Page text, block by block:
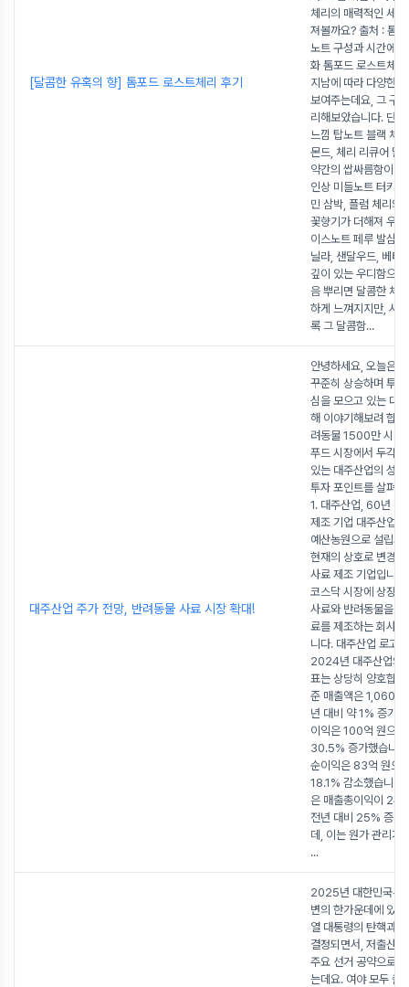
[달콤한 유혹의 향] 톰포드 로스트체리 후기
체리의 매력적인 세
져볼까요? 출처 : 톰
노트 구성과 시간에
화 톰포드 로스트체
지남에 따라 다양한
보여주는데요, 그 구
리해보았습니다. 단
느낌 탑노트 블랙 체
몬드, 체리 리큐어 달
약간의 쌉싸름함이
인상 미들노트 터키
민 삼박, 플럼 체리의
꽃향기가 더해져 우
이스노트 페루 발삼,
닐라, 샌달우드, 베티
깊이 있는 우디함으
음 뿌리면 달콤한 체
하게 느껴지지만, 시
록 그 달콤함...
대주산업 주가 전망, 반려동물 사료 시장 확대!
안녕하세요, 오늘은
꾸준히 상승하며 투
심을 모으고 있는 대
해 이야기해보려 합
려동물 1500만 시대
푸드 시장에서 두각
있는 대주산업의 성
투자 포인트를 살펴
1. 대주산업, 60년 전
제조 기업 대주산업
예산농원으로 설립
현재의 상호로 변경
사료 제조 기업입니
코스닥 시장에 상장
사료와 반려동물을
료를 제조하는 회사
니다. 대주산업 로고
2024년 대주산업의
표는 상당히 양호합
준 매출액은 1,060억
년 대비 약 1% 증가
이익은 100억 원으로
30.5% 증가했습니
순이익은 83억 원으
18.1% 감소했습니다.
은 매출총이익이
전년 대비 25% 증가
데, 이는 원가 관리가
...
2025년 대한민국은
변의 한가운데에 있
열 대통령의 탄핵과
결정되면서, 저출산
주요 선거 공약으로
는데요. 여야 모두 출